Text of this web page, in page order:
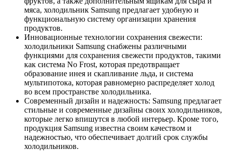
мяса, холодильник Samsung предлагает удобную и
функциональную систему организации хранения
продуктов.
Инновационные технологии сохранения свежести:
холодильники Samsung снабжены различными
функциями для сохранения свежести продуктов, такими
как система No Frost, которая предотвращает
образование инея и скапливание льда, и система
мультипотока, которая равномерно распределяет холод
во всем пространстве холодильника.
Современный дизайн и надежность: Samsung предлагает
стильные и современные дизайны своих холодильников,
которые легко впишутся в любой интерьер. Кроме того,
продукция Samsung известна своим качеством и
надежностью, что обеспечивает долгий срок службы
холодильников.